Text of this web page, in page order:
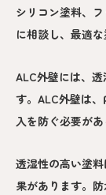
シリコン塗料、
に相談し、最適な
ALC外壁には、
す。ALC外壁は
入を防ぐ必要があ
透湿性の高い塗
果があります。